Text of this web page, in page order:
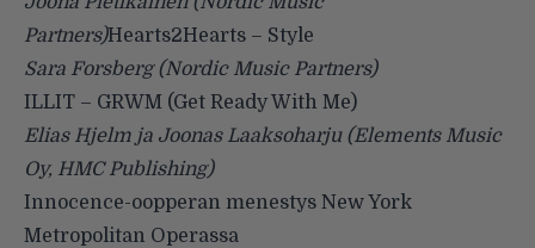
Partners)Hearts2Hearts – Style
Sara Forsberg (Nordic Music Partners)
ILLIT – GRWM (Get Ready With Me)
Elias Hjelm ja Joonas Laaksoharju (Elements Music
Oy, HMC Publishing)
Innocence-oopperan menestys New York
Metropolitan Operassa